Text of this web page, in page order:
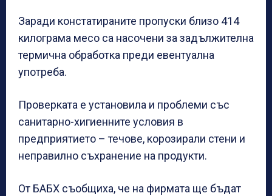
Заради констатираните пропуски близо 414
килограма месо са насочени за задължителна
термична обработка преди евентуална
употреба.
Проверката е установила и проблеми със
санитарно-хигиенните условия в
предприятието – течове, корозирали стени и
неправилно съхранение на продукти.
От БАБХ съобщиха, че на фирмата ще бъдат